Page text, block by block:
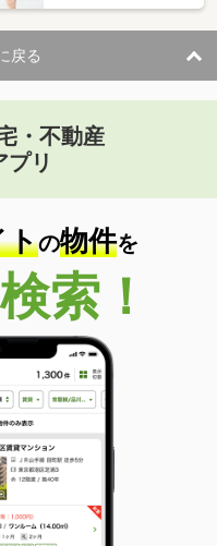
戻る
・不動産
プリ
トの物件を
索！